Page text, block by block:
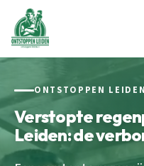
ONTSTOPPEN LEIDEN
Verstopte
Leiden: de